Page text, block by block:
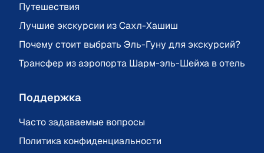
Путешествия
Лучшие экскурсии из Сахл-Хашиш
Почему стоит выбрать Эль-Гуну для экскурсий?
Трансфер из аэропорта Шарм-эль-Шейха в отель
Поддержка
Часто задаваемые вопросы
Политика конфиденциальности